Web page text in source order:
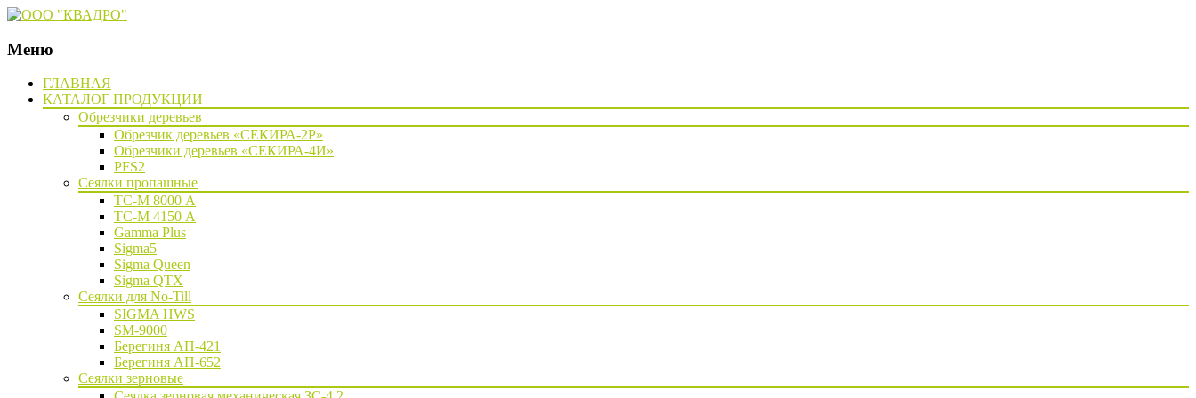
Меню
НаверхГЛАВНАЯ
КАТАЛОГ ПРОДУКЦИИ
Обрезчики деревьев
Обрезчик деревьев «СЕКИРА-2Р»
Обрезчики деревьев «СЕКИРА-4И»
PFS2
Сеялки пропашные
ТС-М 8000 А
ТС-М 4150 А
Gamma Plus
Sigma5
Sigma Queen
Sigma QTX
Сеялки для No-Till
SIGMA HWS
SM-9000
Берегиня АП-421
Берегиня АП-652
Сеялки зерновые